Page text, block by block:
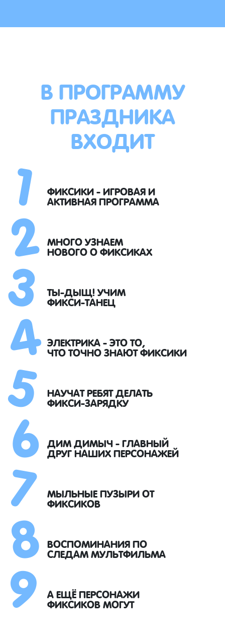
В ПРОГРАММУ
ПРАЗДНИКА
ВХОДИТ
ФИКСИКИ - ИГРОВАЯ И
АКТИВНАЯ ПРОГРАММА
МНОГО УЗНАЕМ
НОВОГО О ФИКСИКАХ
ТЫ-ДЫЩ! УЧИМ
ФИКСИ-ТАНЕЦ
ЭЛЕКТРИКА - ЭТО ТО,
ЧТО ТОЧНО ЗНАЮТ ФИКСИКИ
НАУЧАТ РЕБЯТ ДЕЛАТЬ
ФИКСИ-ЗАРЯДКУ
ДИМ ДИМЫЧ - ГЛАВНЫЙ
ДРУГ НАШИХ ПЕРСОНАЖЕЙ
МЫЛЬНЫЕ ПУЗЫРИ ОТ
ФИКСИКОВ
ВОСПОМИНАНИЯ ПО
СЛЕДАМ МУЛЬТФИЛЬМА
А ЕЩЁ ПЕРСОНАЖИ
ФИКСИКОВ МОГУТ